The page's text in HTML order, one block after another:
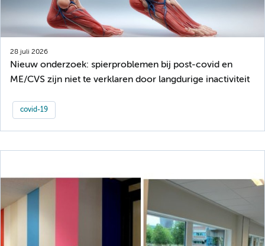
28 juli 2026
Nieuw onderzoek: spierproblemen bij post-covid en
ME/CVS zijn niet te verklaren door langdurige inactiviteit
covid-19